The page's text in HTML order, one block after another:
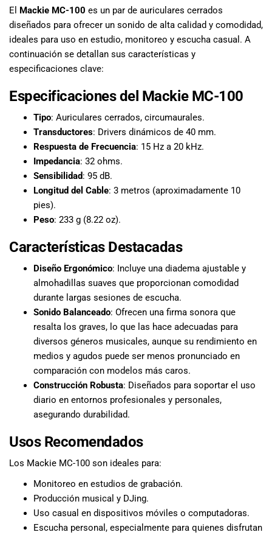
compra en
línea a través
de nuestra
página web y
comodidad de
tu hogar.
¡Descubre el
mundo de la
música con
Import Music
El Mackie MC-100 es un par de auriculares cerrados
diseñados para ofrecer un sonido de alta calidad y comodidad,
ideales para uso en estudio, monitoreo y escucha casual. A
continuación se detallan sus características y
especificaciones clave:
Especificaciones del Mackie MC-100
Tipo: Auriculares cerrados, circumaurales.
Transductores: Drivers dinámicos de 40 mm.
Respuesta de Frecuencia: 15 Hz a 20 kHz.
Impedancia: 32 ohms.
Sensibilidad: 95 dB.
Longitud del Cable: 3 metros (aproximadamente 10
pies).
Peso: 233 g (8.22 oz).
Características Destacadas
Diseño Ergonómico: Incluye una diadema ajustable y
almohadillas suaves que proporcionan comodidad
durante largas sesiones de escucha.
Sonido Balanceado: Ofrecen una firma sonora que
resalta los graves, lo que las hace adecuadas para
diversos géneros musicales, aunque su rendimiento en
medios y agudos puede ser menos pronunciado en
comparación con modelos más caros.
Construcción Robusta: Diseñados para soportar el uso
diario en entornos profesionales y personales,
asegurando durabilidad.
Usos Recomendados
Los Mackie MC-100 son ideales para:
Monitoreo en estudios de grabación.
Producción musical y DJing.
Uso casual en dispositivos móviles o computadoras.
Escucha personal, especialmente para quienes disfrutan